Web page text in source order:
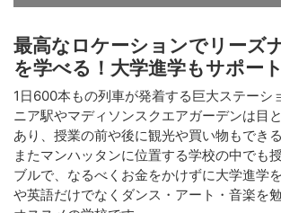
最高なロケーションでリーズ
を学べる！大学進学もサポート
1日600本もの列車が発着する巨大ステーシ
ニア駅やマディソンスクエアガーデンは目
あり、授業の前や後に観光や買い物もでき
またマンハッタンに位置する学校の中でも
ブルで、なるべくお金をかけずに大学進学
や英語だけでなくダンス・アート・音楽を